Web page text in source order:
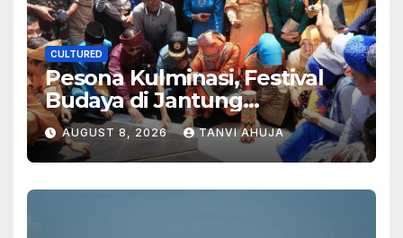
CULTURED
Pesona Kulminasi, Festival
Budaya di Jantung
Kalimantan
AUGUST 8, 2026 TANVI AHUJA